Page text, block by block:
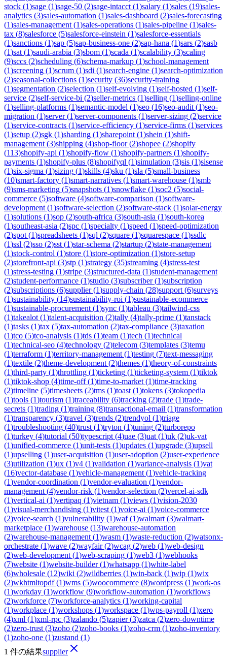
stock (1)sage (1)sage-50 (2)sage-intacct (1)salary (1)sales (19)sales-
analytics (3)sales-automation (1)sales-dashboard (2)sales-forecasting
(1)sales-management (1)sales-operations (1)sales-pipeline (1)sales-
tax (8)salesforce (5)salesforce-einstein (1)salesforce-essentials
(1)sanctions (1)sap (5)sap-business-one (2)sap-hana (1)sars (2)sasb
(1)sat (1)saudi-arabia (3)sbom (1)scada (1)scalability (3)scaling
(9)sccs (2)scheduling (6)schema-markup (1)school-management
(1)screening (1)scrum (1)sdi (1)search-engine (1)search-optimization
(2)seasonal-collections (1)security (36)security-training
(1)segmentation (2)selection (1)self-evolving (1)self-hosted (1)self-
service (2)self-service-bi (2)seller-metrics (1)selling (1)selling-online
(1)selling-platforms (1)semantic-model (1)seo (16)seo-audit (1)seo-
migration (1)server(1)server-components (1)server-sizing (2)service
(1)service-contracts (1)service-efficiency (1)service-firms (1)services
(1)setup (2)sgk (1)sharding (1)sharepoint (1)shein (1)shift-
management (3)shipping (4)shop-floor(2)shopee (2)shopify
(113)shopify-api (1)shopify-flow (1)shopify-partners (1)shopify-
payments (1)shopify-plus (8)shopifyql (1)simulation (3)sis (1)sisense
(1)six-sigma (1)sizing (1)skills (4)sku (1)sla (5)small-business
(10)smart-factory (1)smart-narratives (1)smart-warehouse (1)smb
(9)sms-marketing (5)snapshots (1)snowflake (1)soc2 (5)social-
commerce (5)software (4)software-comparison (1)software-
development (1)software-selection (2)software-stack (1)solar-energy
(1)solutions (1)sop (2)south-africa (3)south-asia (1)south-korea
(1)southeast-asia (2)spc (1)specialty (1)speed (1)speed-optimization
(2)spot (1)spreadsheets (1)sql (2)square (1)squarespace (1)ssdlc
(1)ssl (2)sso (2)sst (1)star-schema (2)startup (2)state-management
(1)stock-control (1)store (1)store-optimization (1)store-setup
(2)storefront-api (3)stp (1)strategy (35)streaming (4)stress-test
(1)stress-testing (1)stripe (3)structured-data (1)student-management
(2)student-performance (1)studio (3)subscriber(1)subscription
(2)subscriptions (6)supplier(1)supply-chain (28)support (6)surveys
(1)sustainability (14)sustainability-roi (1)sustainable-ecommerce
(1)sustainable-procurement (1)sync (1)tableau (3)tailwind-css
(1)takealot (1)talent-acquisition (2)tally (4)tally-prime (1)tanstack
(1)tasks (1)tax (5)tax-automation (2)tax-compliance (3)taxation
(1)tco (5)tco-analysis (1)tds (1)team (1)tech (1)technical
(1)technical-seo (4)technology (2)telecom (3)templates (3)temu
(1)terraform (1)territory-management (1)testing (7)text-messaging
(1)textile (2)theme-development (2)themes (1)theory-of-constraints
(1)third-party (1)throttling (1)ticketing (1)ticketing-system (1)tiktok
(1)tiktok-shop (4)time-off(1)time-to-market (1)time-tracking
(2)timeline (5)timesheets (2)tms (1)toast (1)tokens (3)tokopedia
(1)tools (1)tourism (1)traceability (6)tracking (2)trade (1)trade-
secrets (1)trading (1)training (8)transactional-email (1)transformation
(1)transparency (3)travel (3)trends (2)trendyol (1)triage
(1)troubleshooting (40)trust (1)tryton (1)tuning (2)turborepo
(1)turkey (4)tutorial (50)typescript (4)uae (3)uat (1)uk (2)uk-vat
(1)unified-commerce (1)unit-tests (1)updates (1)upgrade (3)upsell
(1)upselling (1)user-acquisition (1)user-adoption (2)user-experience
(3)utilization (1)ux (1)v4 (1)validation (1)variance-analysis (1)vat
(16)vector-database (1)vehicle-management (1)vehicle-tracking
(1)vendor-coordination (1)vendor-evaluation (1)vendor-
management (4)vendor-risk (1)vendor-selection (2)vercel-ai-sdk
(1)vertical-ai (1)vertipaq (1)vietnam (1)views (1)vision-2030
(1)visual-merchandising (1)vitest (1)voice-ai (1)voice-commerce
(2)voice-search (1)vulnerability (1)waf(1)walmart (3)walmart-
marketplace (1)warehouse (13)warehouse-automation
(2)warehouse-management (1)wasm (1)waste-reduction (2)watsonx-
orchestrate (1)wave (2)wayfair(2)wcag (2)web (1)web-design
(2)web-development (1)web-scraping (1)web3 (1)webhooks
(7)website (1)website-builder(1)whatsapp (1)white-label
(6)wholesale (12)wiki (2)wildberries (1)win-back (1)wip (1)wix
(2)wkhtmltopdf(1)wms (5)woocommerce (8)wordpress (1)work-os
(1)workday (1)workflow (9)workflow-automation (1)workflows
(2)workforce (7)workforce-analytics (1)working-capital
(1)workplace (1)workshops (1)workspace (1)wps-payroll (1)xero
(4)xml (1)xml-rpc (3)zalando (5)zapier(3)zatca (2)zero-downtime
(2)zero-trust (3)zoho (2)zoho-books (1)zoho-crm (1)zoho-inventory
(1)zoho-one (1)zustand (1)
1 件の結果supplier